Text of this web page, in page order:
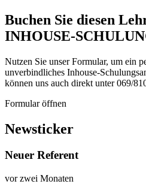
Buchen Sie diesen
INHOUSE-
Nutzen Sie unser Formular, um ein
unverbindliches Inhouse-
können uns auch direkt unter 069/
Formular öffnen
Newsticker
Neuer Referent
vor zwei Monaten